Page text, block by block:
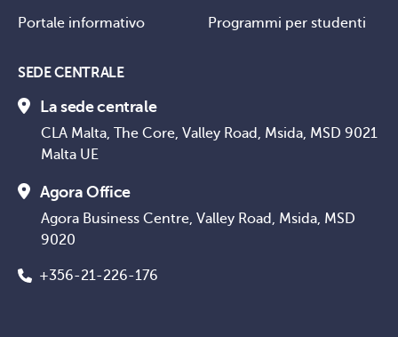
Portale informativo Programmi per studenti
SEDE CENTRALE
La sede centrale
CLA Malta, The Core, Valley Road, Msida, MSD 9021
Malta UE
Agora Office
Agora Business Centre, Valley Road, Msida, MSD
9020
+356-21-226-176